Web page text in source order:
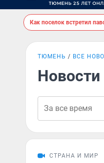
Как поселок встретил
ТЮМЕНЬ ВСЕ
Новости
СТРАНА И МИР